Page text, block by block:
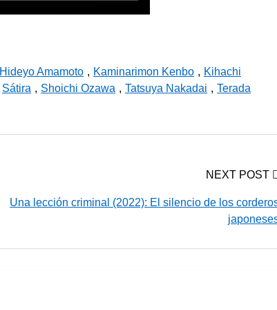
Hideyo Amamoto , Kaminarimon Kenbo , Kihachi
Sátira , Shoichi Ozawa , Tatsuya Nakadai , Terada
NEXT POST
Una lección criminal (2022): El silencio de los